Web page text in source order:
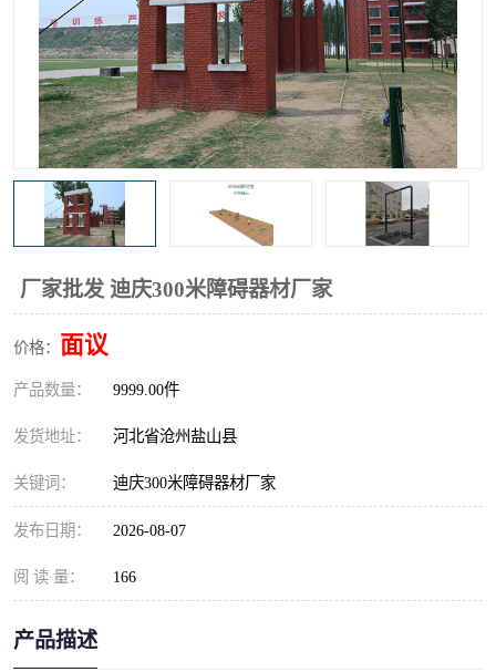
厂家批发 迪庆300米障碍器材厂家
价格： 面议
产品数量： 9999.00件
发货地址： 河北省沧州盐山县
关键词： 迪庆300米障碍器材厂家
发布日期： 2026-08-07
阅 读 量： 166
产品描述